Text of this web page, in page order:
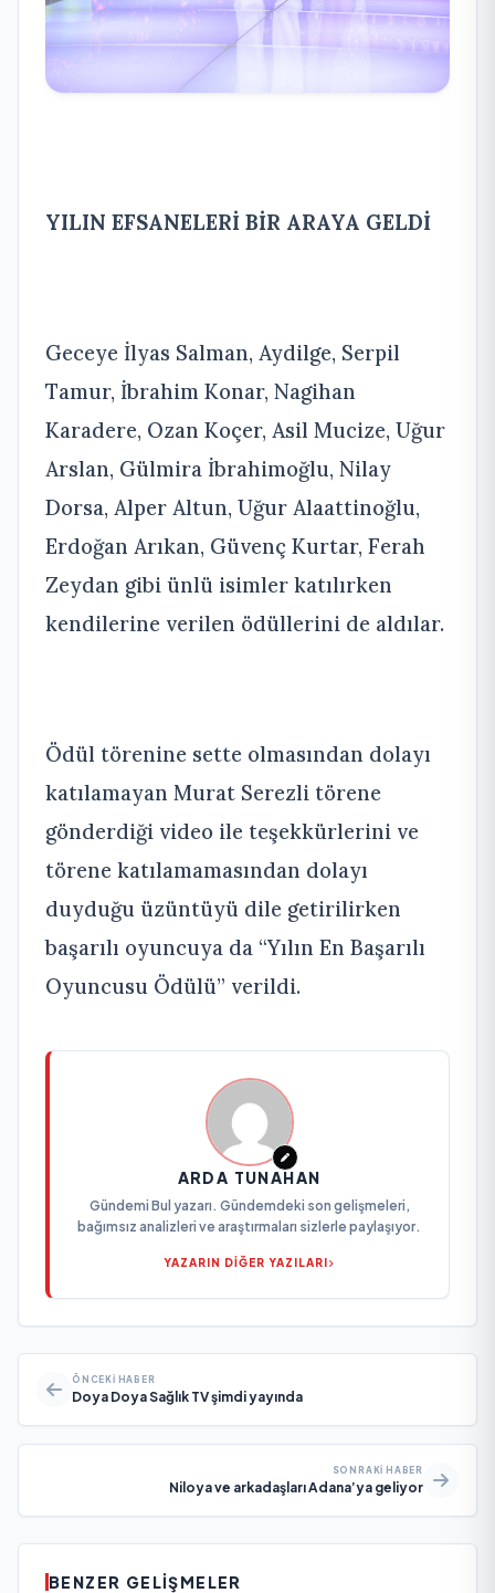
YILIN EFSANELERİ BİR ARAYA GELDİ
Geceye İlyas Salman, Aydilge, Serpil
Tamur, İbrahim Konar, Nagihan
Karadere, Ozan Koçer, Asil Mucize, Uğur
Arslan, Gülmira İbrahimoğlu, Nilay
Dorsa, Alper Altun, Uğur Alaattinoğlu,
Erdoğan Arıkan, Güvenç Kurtar, Ferah
Zeydan gibi ünlü isimler katılırken
kendilerine verilen ödüllerini de aldılar.
Ödül törenine sette olmasından dolayı
katılamayan Murat Serezli törene
gönderdiği video ile teşekkürlerini ve
törene katılamamasından dolayı
duyduğu üzüntüyü dile getirilirken
başarılı oyuncuya da “Yılın En Başarılı
Oyuncusu Ödülü” verildi.
ARDA TUNAHAN
Gündemi Bul yazarı. Gündemdeki son gelişmeleri,
bağımsız analizleri ve araştırmaları sizlerle paylaşıyor.
YAZARIN DİĞER YAZILARI
ÖNCEKI HABER
Doya Doya Sağlık TV şimdi yayında
SONRAKI HABER
Niloya ve arkadaşları Adana’ya geliyor
BENZER GELIŞMELER